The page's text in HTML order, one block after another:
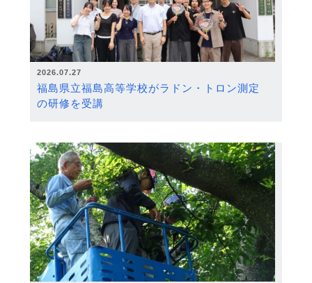
2026.07.27
福島県立福島高等学校がラドン・トロン測定
の研修を受講